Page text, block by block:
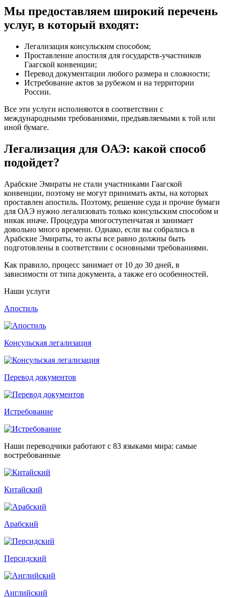
Мы предоставляем широкий перечень
услуг, в который входят:
Легализация консульским способом;
Проставление апостиля для государств-участников
Гаагской конвенции;
Перевод документации любого размера и сложности;
Истребование актов за рубежом и на территории
России.
Все эти услуги исполняются в соответствии с
международными требованиями, предъявляемыми к той или
иной бумаге.
Легализация для ОАЭ: какой способ
подойдет?
Арабские Эмираты не стали участниками Гаагской
конвенции, поэтому не могут принимать акты, на которых
проставлен апостиль. Поэтому, решение суда и прочие бумаги
для ОАЭ нужно легализовать только консульским способом и
никак иначе. Процедура многоступенчатая и занимает
довольно много времени. Однако, если вы собрались в
Арабские Эмираты, то акты все равно должны быть
подготовлены в соответствии с основными требованиями.
Как правило, процесс занимает от 10 до 30 дней, в
зависимости от типа документа, а также его особенностей.
Наши услуги
Апостиль
Консульская легализация
Перевод документов
Истребование
Наши переводчики работают с 83 языками мира: самые
востребованные
Китайский
Арабский
Персидский
Английский